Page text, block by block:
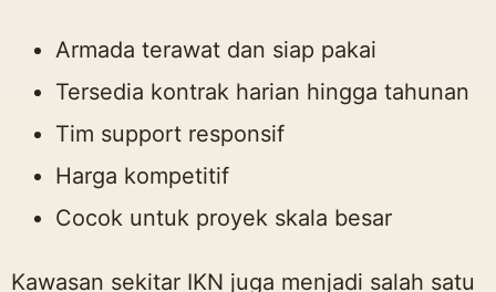
Armada terawat dan siap pakai
Tersedia kontrak harian hingga tahunan
Tim support responsif
Harga kompetitif
Cocok untuk proyek skala besar
Kawasan sekitar IKN juga menjadi salah satu